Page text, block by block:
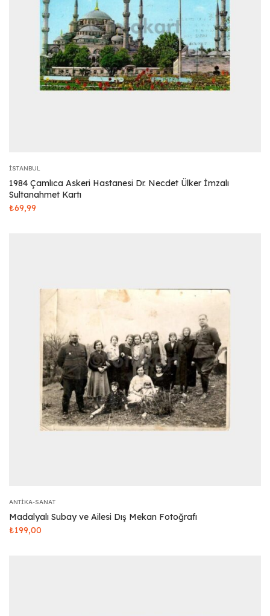
İSTANBUL
1984 Çamlıca Askeri Hastanesi Dr. Necdet Ülker İmzalı
Sultanahmet Kartı
₺69,99
ANTIKA-SANAT
Madalyalı Subay ve Ailesi Dış Mekan Fotoğrafı
₺199,00